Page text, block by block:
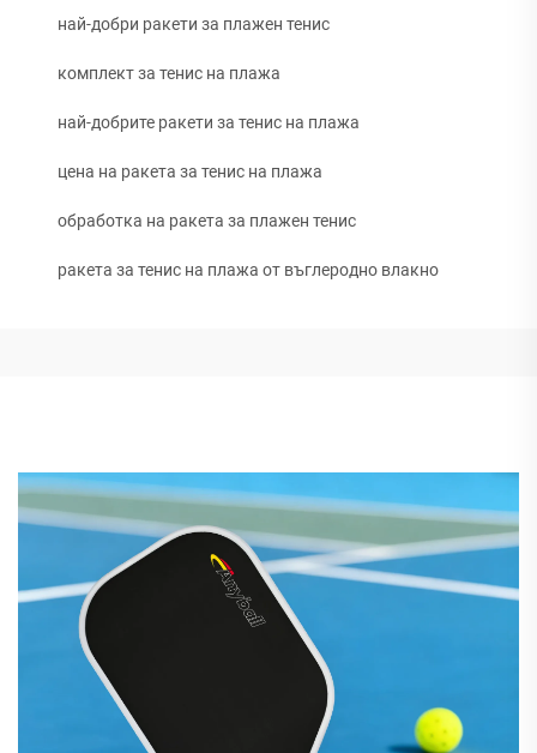
най-добри ракети за плажен тенис
комплект за тенис на плажа
най-добрите ракети за тенис на плажа
цена на ракета за тенис на плажа
обработка на ракета за плажен тенис
ракета за тенис на плажа от въглеродно влакно